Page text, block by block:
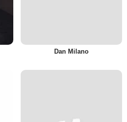
Dan Milano